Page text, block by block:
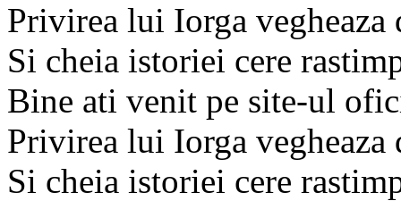
Privirea lui Iorga
Si cheia istoriei cere
Bine ati venit pe site-ul
Privirea lui Iorga
Si cheia istoriei cere